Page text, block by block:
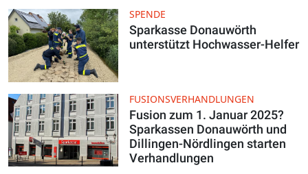
SPENDE
Sparkasse Donauwörth
unterstützt Hochwasser-Helfer
FUSIONSVERHANDLUNGEN
Fusion zum 1. Januar 2025?
Sparkassen Donauwörth und
Dillingen-Nördlingen starten
Verhandlungen